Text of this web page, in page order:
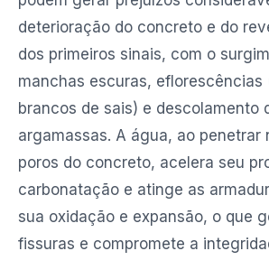
deterioração do concreto e do
dos primeiros sinais, com o
manchas escuras, eflorescências
brancos de sais) e descolamento
argamassas. A água, ao penetrar
poros do concreto, acelera seu
carbonatação e atinge as
sua oxidação e expansão, o que
fissuras e compromete a